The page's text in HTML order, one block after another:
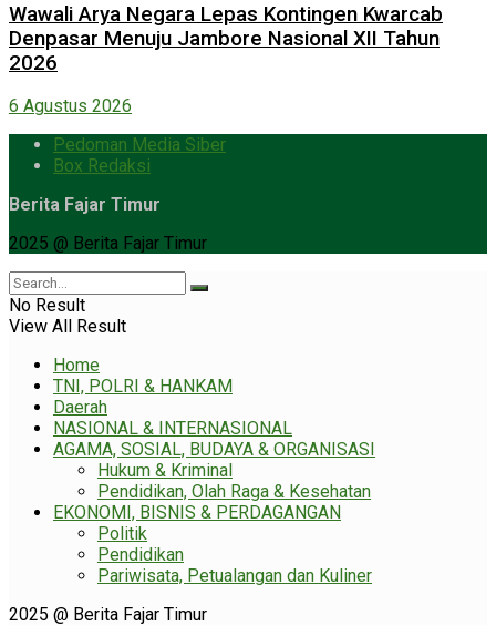
Wawali Arya Negara Lepas Kontingen Kwarcab
Denpasar Menuju Jambore Nasional XII Tahun
2026
6 Agustus 2026
Pedoman Media Siber
Box Redaksi
Berita Fajar Timur
2025 @ Berita Fajar Timur
No Result
View All Result
Home
TNI, POLRI & HANKAM
Daerah
NASIONAL & INTERNASIONAL
AGAMA, SOSIAL, BUDAYA & ORGANISASI
Hukum & Kriminal
Pendidikan, Olah Raga & Kesehatan
EKONOMI, BISNIS & PERDAGANGAN
Politik
Pendidikan
Pariwisata, Petualangan dan Kuliner
2025 @ Berita Fajar Timur